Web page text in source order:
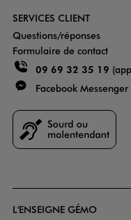
SERVICES CLIENT
Questions/réponses
Formulaire de contact
09 69 32 35 19
Facebook Messenger
L'ENSEIGNE GÉMO